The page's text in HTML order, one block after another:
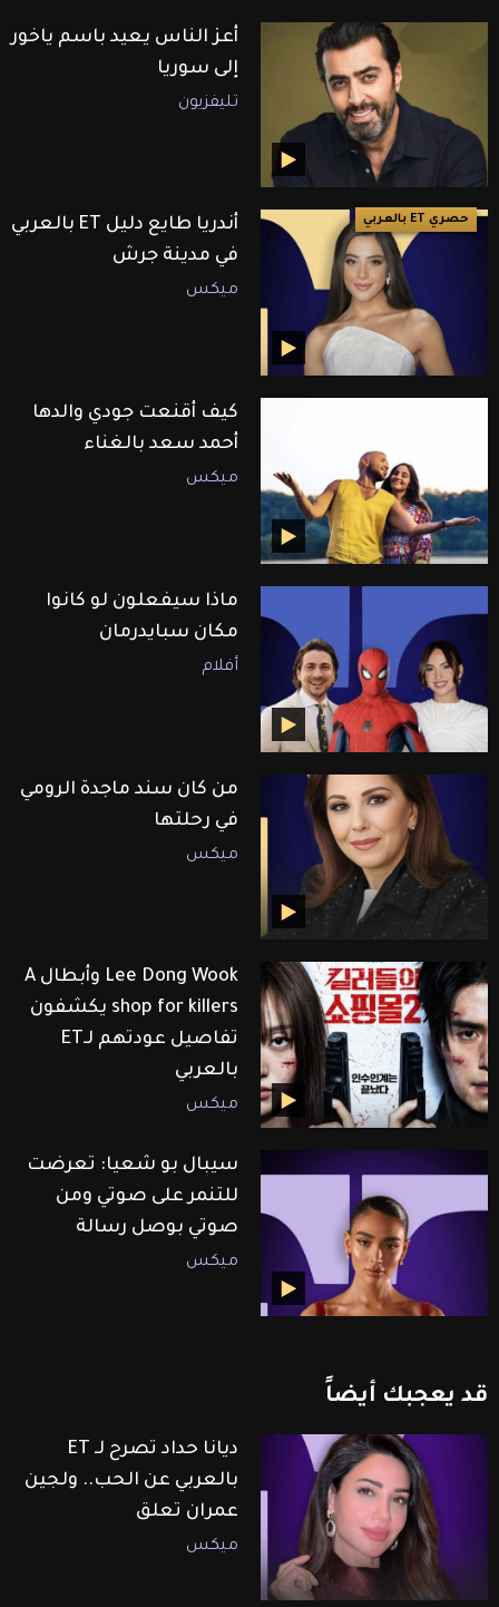
أعز الناس يعيد باسم ياخور
إلى سوريا
تليفزيون
حصري ET بالعربي
أندريا طايع دليل ET بالعربي
في مدينة جرش
ميكس
كيف أقنعت جودي والدها
أحمد سعد بالغناء
ميكس
ماذا سيفعلون لو كانوا
مكان سبايدرمان
أفلام
من كان سند ماجدة الرومي
في رحلتها
ميكس
Lee Dong Wook وأبطال A
shop for killers يكشفون
تفاصيل عودتهم لـET
بالعربي
ميكس
سيبال بو شعيا: تعرضت
للتنمر على صوتي ومن
صوتي بوصل رسالة
ميكس
قد يعجبك أيضاً
ديانا حداد تصرح لـ ET
بالعربي عن الحب.. ولجين
عمران تعلق
ميكس